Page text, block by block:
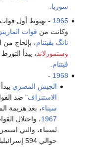
سوريا
1965 - بهبوط أول قوات
وكانت من قوات
نانگ بڤيتنام، بإلحاج من
وستمورلاند، يبدأ
ڤيتنام
1968
-
الجيش المصري
الاستنزاف" ضد
سيناء، بعد هزيمة
1967، واحتلال
لسيناء، والتي
حوالي 594